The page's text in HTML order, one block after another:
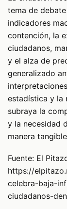
tema de
indicadores
contención, la
ciudadanos,
y el alza de
generalizado
estadística y la
subraya la
y la necesidad
manera
Fuente: El
https://
celebra-baja-
ciudadanos-